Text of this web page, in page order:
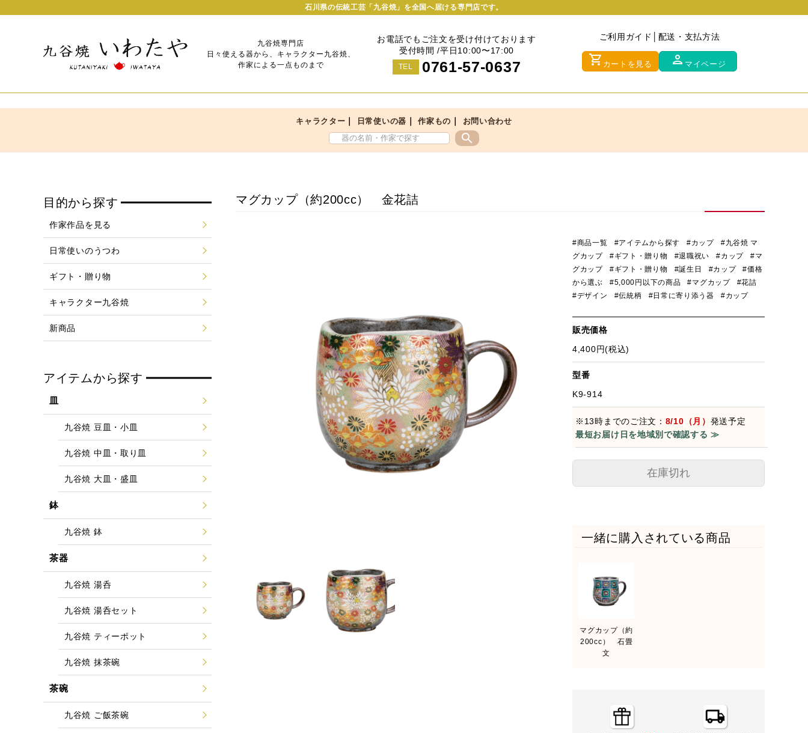
石川県の伝統工芸「九谷焼」を全国へ届ける専門店です。
九谷焼専門店
日々使える器から、キャラクター九谷焼、
作家による一点ものまで
お電話でもご注文を受け付けております
受付時間 /平日10:00〜17:00
TEL 0761-57-0637
ご利用ガイド 配送・支払方法
shopping_cart カートを見る person マイページ
キャラクター 日常使いの器 ｜作家もの お問い合わせ
search
マグカップ（約200cc） 金花詰
#商品一覧 #アイテムから探す #カップ
#九谷焼 マ
グカップ
#ギフト・贈り物 #退職祝い #カップ
#マ
グカップ
#ギフト・贈り物 #誕生日 #カップ
#価格
から選ぶ
#5,000円以下の商品 #マグカップ
#花詰
#デザイン
#伝統柄 #日常に寄り添う器 #カップ
販売価格
4,400円(税込)
型番
K9-914
※13時までのご注文： 8/10（月） 発送予定
最短お届け日を地域別で確認する ≫
在庫切れ
一緒に購入されている商品
マグカップ（約
200cc） 石畳
文
目的から探す
作家作品を見る
日常使いのうつわ
ギフト・贈り物
キャラクター九谷焼
新商品
アイテムから探す
皿
九谷焼 豆皿・小皿
九谷焼 中皿・取り皿
九谷焼 大皿・盛皿
鉢
九谷焼 鉢
茶器
九谷焼 湯呑
九谷焼 湯呑セット
九谷焼 ティーポット
九谷焼 抹茶碗
茶碗
九谷焼 ご飯茶碗